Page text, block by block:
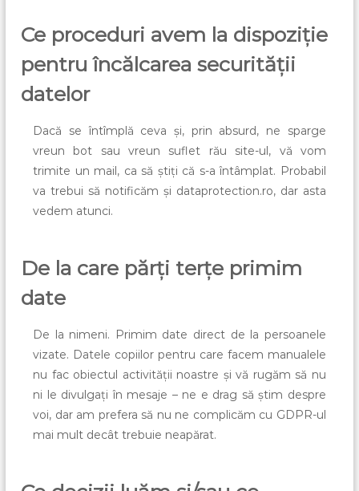
Ce proceduri avem la dispoziție
pentru încălcarea securității
datelor
Dacă se întîmplă ceva și, prin absurd, ne sparge
vreun bot sau vreun suflet rău site-ul, vă vom
trimite un mail, ca să știți că s-a întâmplat. Probabil
va trebui să notificăm și dataprotection.ro, dar asta
vedem atunci.
De la care părți terțe primim
date
De la nimeni. Primim date direct de la persoanele
vizate. Datele copiilor pentru care facem manualele
nu fac obiectul activității noastre și vă rugăm să nu
ni le divulgați în mesaje – ne e drag să știm despre
voi, dar am prefera să nu ne complicăm cu GDPR-ul
mai mult decât trebuie neapărat.